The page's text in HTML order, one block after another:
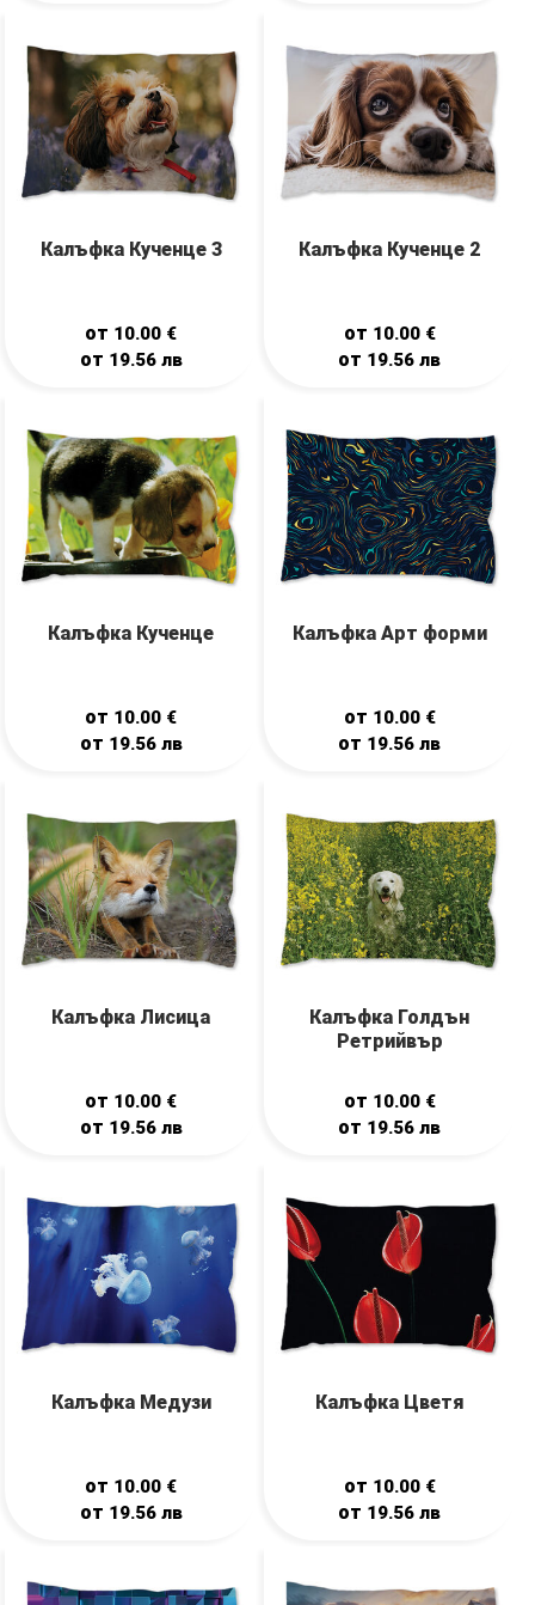
Калъфка Кученце 3
от 10.00 €
от 19.56 лв
Калъфка Кученце 2
от 10.00 €
от 19.56лв
Калъфка Кученце
от 10.00 €
от 19.56 лв
Калъфка Арт форми
от 10.00 €
от 19.56лв
Калъфка Лисица
от 10.00 €
от 19.56 лв
Калъфка Голдън
Ретрийвър
от 10.00 €
от 19.56лв
Калъфка Медузи
от 10.00 €
от 19.56 лв
Калъфка Цветя
от 10.00 €
от 19.56лв